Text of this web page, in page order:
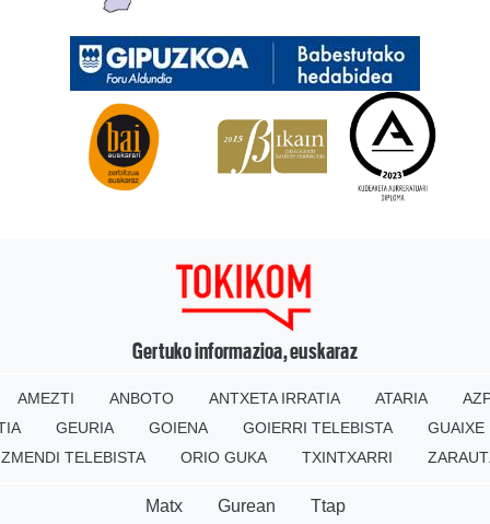
Gertuko informazioa, euskaraz
AMEZTI ANBOTO ANTXETA IRRATIA ATARIA
GEURIA GOIENA GOIERRI TELEBISTA
GUAIXE
TELEBISTA ORIO GUKA TXINTXARRI
Matx Gurean Ttap